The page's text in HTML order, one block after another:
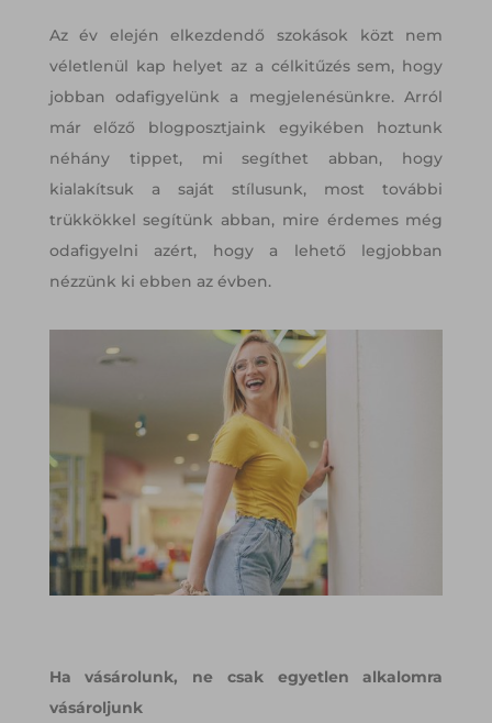
Az év elején elkezdendő szokások közt nem
véletlenül kap helyet az a célkitűzés sem, hogy
jobban odafigyelünk a megjelenésünkre. Arról
már előző blogposztjaink egyikében hoztunk
néhány tippet, mi segíthet abban, hogy
kialakítsuk a saját stílusunk, most további
trükkökkel segítünk abban, mire érdemes még
odafigyelni azért, hogy a lehető legjobban
nézzünk ki ebben az évben.
Ha vásárolunk, ne csak egyetlen alkalomra
vásároljunk